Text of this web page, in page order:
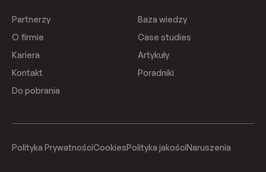
Partnerzy
O firmie
Kariera
Kontakt
Do pobrania
Baza wiedzy
Case studies
Artykuły
Poradniki
Polityka PrywatnościCookiesPolityka jakościNaruszenia